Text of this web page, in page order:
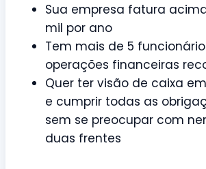
Sua empresa fatura
mil por ano
Tem mais de 5
operações financeiras
Quer ter visão de caixa
e cumprir todas as
sem se preocupar com
duas frentes